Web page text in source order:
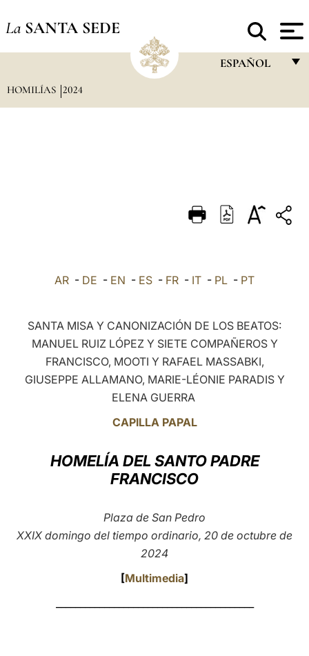
La SANTA SEDE
ESPAÑOL
DEUTSCH
العربيّة
LATINE
HOMILÍAS 2024
AR - DE - EN - ES - FR - IT - PL - PT
SANTA MISA Y CANONIZACIÓN DE LOS BEATOS:
MANUEL RUIZ LÓPEZ Y SIETE COMPAÑEROS Y
FRANCISCO, MOOTI Y RAFAEL MASSABKI,
GIUSEPPE ALLAMANO, MARIE-LÉONIE PARADIS Y
ELENA GUERRA
CAPILLA PAPAL
HOMELÍA DEL SANTO PADRE
FRANCISCO
Plaza de San Pedro
XXIX domingo del tiempo ordinario, 20 de octubre de
2024
[Multimedia]